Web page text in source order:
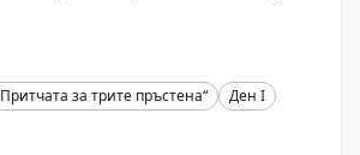
за трите пръстена“
Ден I